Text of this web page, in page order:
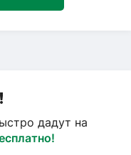
дадут на